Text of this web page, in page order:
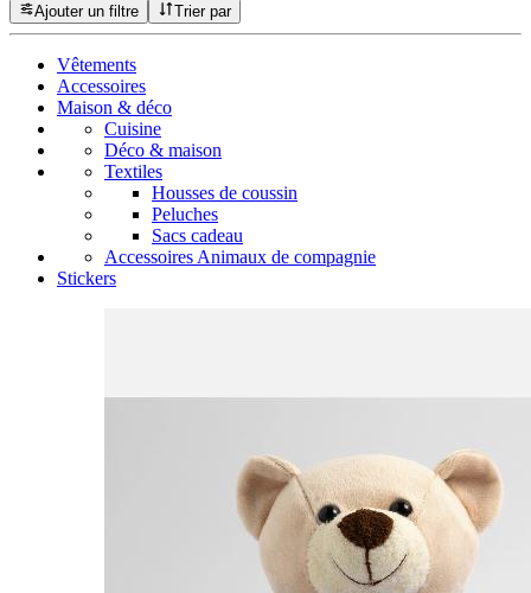
Ajouter un filtre
Trier par
Vêtements
Accessoires
Maison & déco
Cuisine
Déco & maison
Textiles
Housses de coussin
Peluches
Sacs cadeau
Accessoires Animaux de compagnie
Stickers